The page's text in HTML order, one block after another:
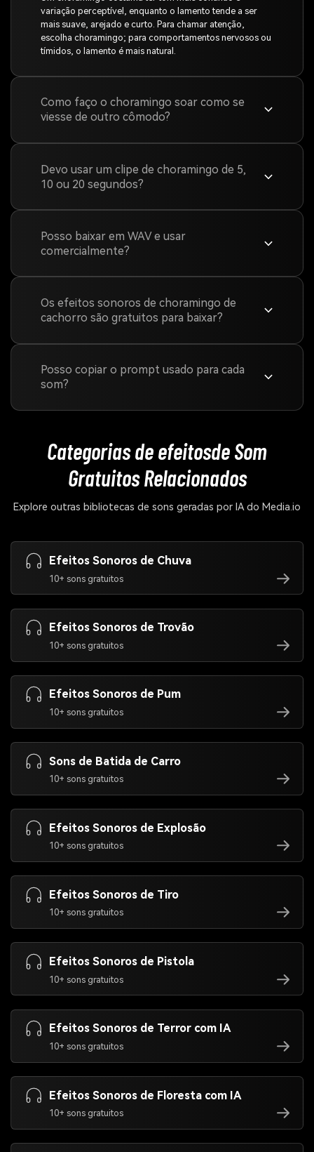
variação perceptível, enquanto o lamento tende a ser
mais suave, arejado e curto. Para chamar atenção,
escolha choramingo; para comportamentos nervosos ou
tímidos, o lamento é mais natural.
Como faço o choramingo soar como se
viesse de outro cômodo?
Devo usar um clipe de choramingo de 5,
10 ou 20 segundos?
Posso baixar em WAV e usar
comercialmente?
Os efeitos sonoros de choramingo de
cachorro são gratuitos para baixar?
Posso copiar o prompt usado para cada
som?
Categorias de efeitosde Som
Gratuitos Relacionados
Explore outras bibliotecas de sons geradas por IA do Media.io
Efeitos Sonoros de Chuva
10+ sons gratuitos
Efeitos Sonoros de Trovão
10+ sons gratuitos
Efeitos Sonoros de Pum
10+ sons gratuitos
Sons de Batida de Carro
10+ sons gratuitos
Efeitos Sonoros de Explosão
10+ sons gratuitos
Efeitos Sonoros de Tiro
10+ sons gratuitos
Efeitos Sonoros de Pistola
10+ sons gratuitos
Efeitos Sonoros de Terror com IA
10+ sons gratuitos
Efeitos Sonoros de Floresta com IA
10+ sons gratuitos